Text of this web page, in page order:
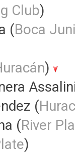
Club)
(Boca
)
(
(River
)